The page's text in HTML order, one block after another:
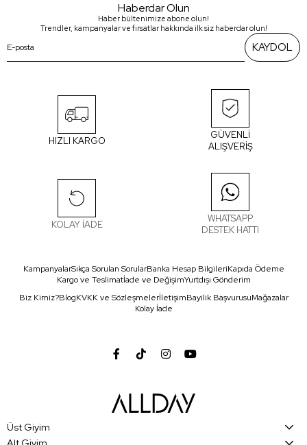
Haberdar Olun
Haber bültenimize abone olun!
Trendler, kampanyalar ve fırsatlar hakkında ilk siz haberdar olun!
KAYDOL
HIZLI KARGO
GÜVENLİ
ALIŞVERİŞ
KOLAY İADE
WHATSAPP
DESTEK HATTI
KampanyalarSıkça Sorulan SorularBanka Hesap BilgileriKapıda Ödeme
Kargo ve Teslimatİade ve DeğişimYurtdışı Gönderim
Biz Kimiz?BlogKVKK ve SözleşmelerİletişimBayilik BaşvurusuMağazalar
Kolay İade
Üst Giyim